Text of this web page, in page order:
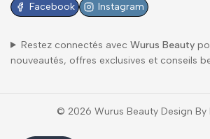
Facebook Instagram
Restez connectés avec Wurus Beauty
nouveautés, offres exclusives et conseils
© 2026 Wurus Beauty Design By